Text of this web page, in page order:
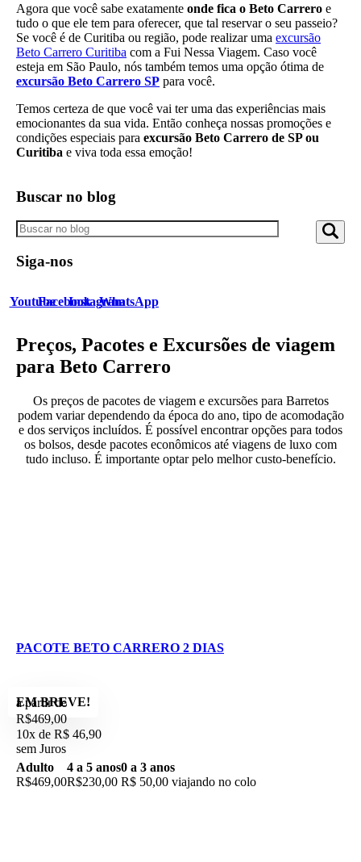
Agora que você sabe exatamente onde fica o Beto Carrero e
tudo o que ele tem para oferecer, que tal reservar o seu passeio?
Se você é de Curitiba ou região, pode realizar uma excursão
Beto Carrero Curitiba com a Fui Nessa Viagem. Caso você
esteja em São Paulo, nós também temos uma opção ótima de
excursão Beto Carrero SP para você.
Temos certeza de que você vai ter uma das experiências mais
emocionantes da sua vida. Então conheça nossas promoções e
condições especiais para excursão Beto Carrero de SP ou
Curitiba e viva toda essa emoção!
Buscar no blog
Pesquisar
Siga-nos
YoutubeFacebookInstagramWhatsApp
Preços, Pacotes e Excursões de viagem
para Beto Carrero
Os preços de pacotes de viagem e excursões para Barretos
podem variar dependendo da época do ano, tipo de acomodação
e dos serviços incluídos. É possível encontrar opções para todos
os bolsos, desde pacotes econômicos até viagens de luxo com
tudo incluso. É importante optar pelo melhor custo-benefício.
PACOTE BETO CARRERO 2 DIAS
EM BREVE!
à partir de
R$469,00
10x de R$ 46,90
sem Juros
Adulto
R$469,00
4 a 5 anos
R$230,00
0 a 3 anos
R$ 50,00 viajando no colo